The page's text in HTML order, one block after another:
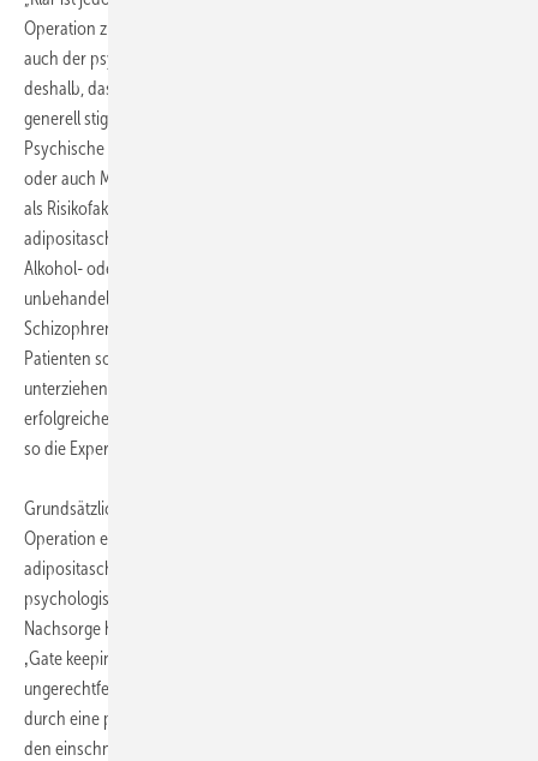
Operation zu einer erheblichen Verbesserung der körperlichen und
auch der psychischen Gesundheit“, betont de Zwaan. „Wichtig ist
deshalb, dass wir Menschen mit psychischen Problemen nicht
generell stigmatisieren und eine Operation leichtfertig verweigern.
Psychische Erkrankung im Allgemeinen, eine Binge-Eating-Störung
oder auch Missbrauch in der Kindheit beispielsweise haben sich nicht
als Risikofaktor und Kontraindikation für einen
adipositaschirurgischen Eingriff erwiesen.“ Anders sieht es bei akuter
Alkohol- oder Drogensucht, bei Bulimia nervosa oder bei
unbehandelten und instabilen psychopathologischen Zuständen wie
Schizophrenie, Borderline oder bipolaren Störungen aus. Diese
Patienten sollten sich keinem adipositaschirurgischen Eingriff
unterziehen – solange die Erkrankung nicht therapiert ist. „Nach einer
erfolgreichen Behandlung kann dann eine Neubewertung erfolgen“,
so die Expertin.
Grundsätzlich spielt die psychosoziale Betreuung vor und nach der
Operation eine wichtige Rolle. Bevor die Krankenkassen einen
adipositaschirurgischen Eingriff genehmigen, ist meist ein
psychologisches Gutachten notwendig. Eine psychologische
Nachsorge hingegen ist nicht regelhaft vorgesehen. „Wichtiger als ein
‚Gate keeping‘ – also die Operation möglicherweise vorschnell und
ungerechtfertigterweise zu verweigern – wäre, dass wir Patienten
durch eine psychologische Betreuung besser dabei unterstützen, mit
den einschneidenden Veränderungen, die sich aus einer solchen